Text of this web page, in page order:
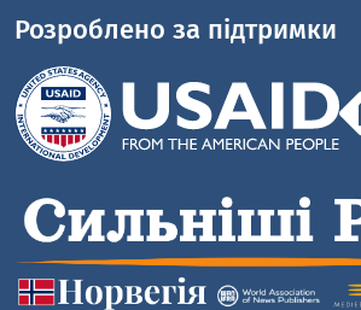
Розроблено за підтримки